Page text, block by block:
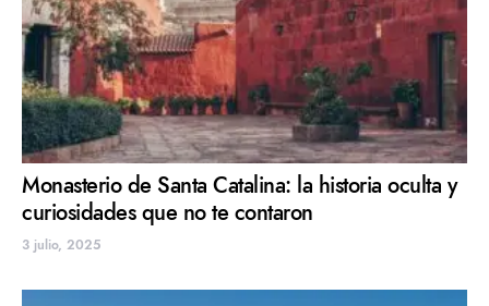
Monasterio de Santa Catalina: la historia oculta y
curiosidades que no te contaron
3 julio, 2025